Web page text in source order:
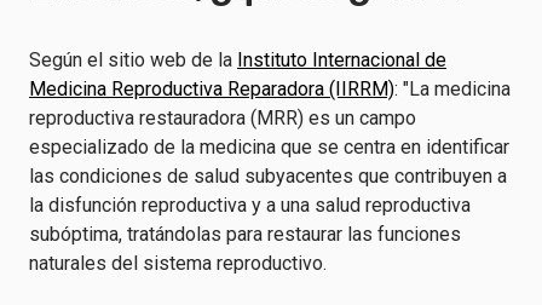
Según el sitio web de la Instituto Internacional de
Medicina Reproductiva Reparadora (IIRRM): "La medicina
reproductiva restauradora (MRR) es un campo
especializado de la medicina que se centra en identificar
las condiciones de salud subyacentes que contribuyen a
la disfunción reproductiva y a una salud reproductiva
subóptima, tratándolas para restaurar las funciones
naturales del sistema reproductivo.